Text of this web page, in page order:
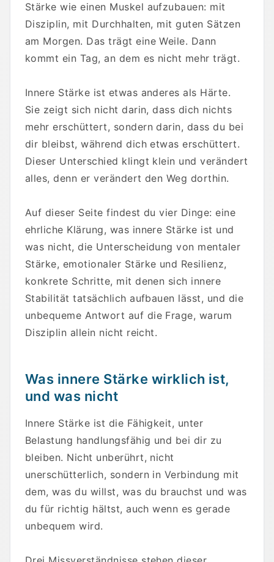
Stärke wie einen Muskel aufzubauen: mit
Disziplin, mit Durchhalten, mit guten Sätzen
am Morgen. Das trägt eine Weile. Dann
kommt ein Tag, an dem es nicht mehr trägt.
Innere Stärke ist etwas anderes als Härte.
Sie zeigt sich nicht darin, dass dich nichts
mehr erschüttert, sondern darin, dass du bei
dir bleibst, während dich etwas erschüttert.
Dieser Unterschied klingt klein und verändert
alles, denn er verändert den Weg dorthin.
Auf dieser Seite findest du vier Dinge: eine
ehrliche Klärung, was innere Stärke ist und
was nicht, die Unterscheidung von mentaler
Stärke, emotionaler Stärke und Resilienz,
konkrete Schritte, mit denen sich innere
Stabilität tatsächlich aufbauen lässt, und die
unbequeme Antwort auf die Frage, warum
Disziplin allein nicht reicht.
Was innere Stärke wirklich ist,
und was nicht
Innere Stärke ist die Fähigkeit, unter
Belastung handlungsfähig und bei dir zu
bleiben. Nicht unberührt, nicht
unerschütterlich, sondern in Verbindung mit
dem, was du willst, was du brauchst und was
du für richtig hältst, auch wenn es gerade
unbequem wird.